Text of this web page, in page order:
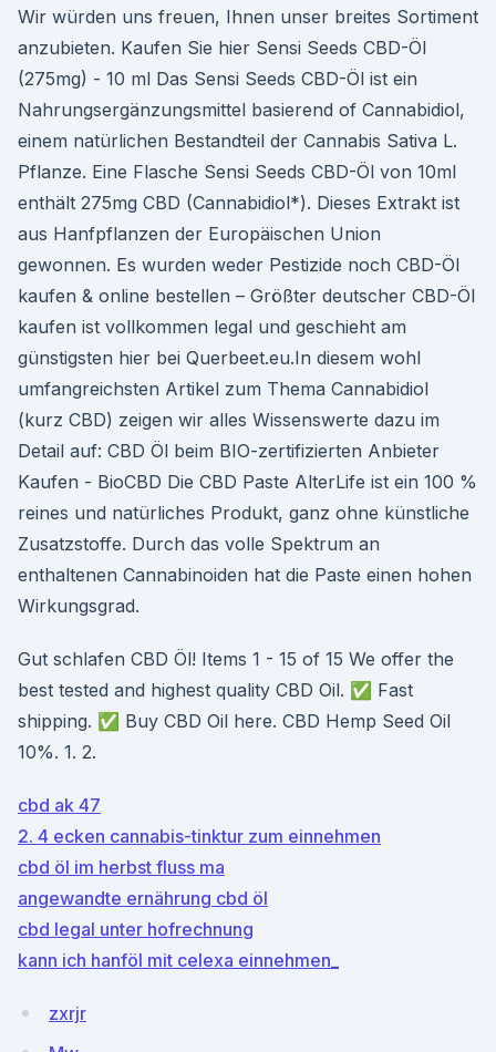
Wir würden uns freuen, Ihnen unser breites Sortiment
anzubieten. Kaufen Sie hier Sensi Seeds CBD-Öl
(275mg) - 10 ml Das Sensi Seeds CBD-Öl ist ein
Nahrungsergänzungsmittel basierend of Cannabidiol,
einem natürlichen Bestandteil der Cannabis Sativa L.
Pflanze. Eine Flasche Sensi Seeds CBD-Öl von 10ml
enthält 275mg CBD (Cannabidiol*). Dieses Extrakt ist
aus Hanfpflanzen der Europäischen Union
gewonnen. Es wurden weder Pestizide noch CBD-Öl
kaufen & online bestellen – Größter deutscher CBD-Öl
kaufen ist vollkommen legal und geschieht am
günstigsten hier bei Querbeet.eu.In diesem wohl
umfangreichsten Artikel zum Thema Cannabidiol
(kurz CBD) zeigen wir alles Wissenswerte dazu im
Detail auf: CBD Öl beim BIO-zertifizierten Anbieter
Kaufen - BioCBD Die CBD Paste AlterLife ist ein 100 %
reines und natürliches Produkt, ganz ohne künstliche
Zusatzstoffe. Durch das volle Spektrum an
enthaltenen Cannabinoiden hat die Paste einen hohen
Wirkungsgrad.
Gut schlafen CBD Öl! Items 1 - 15 of 15 We offer the
best tested and highest quality CBD Oil. ✅ Fast
shipping. ✅ Buy CBD Oil here. CBD Hemp Seed Oil
10%. 1. 2.
cbd ak 47
2. 4 ecken cannabis-tinktur zum einnehmen
cbd öl im herbst fluss ma
angewandte ernährung cbd öl
cbd legal unter hofrechnung
kann ich hanföl mit celexa einnehmen_
zxrjr